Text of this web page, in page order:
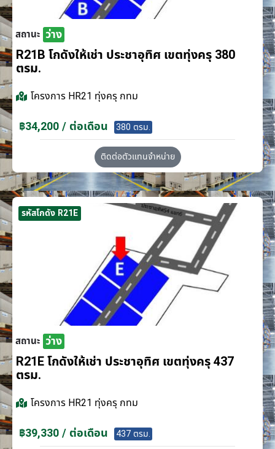
สถานะ ว่าง
R21B โกดังให้เช่า ประชาอุทิศ เขตทุ่งครุ 380
ตรม.
โครงการ HR21 ทุ่งครุ กทม
฿34,200 / ต่อเดือน 380 ตรม.
ติดต่อตัวแทนจำหน่าย
รหัสโกดัง R21E
สถานะ ว่าง
R21E โกดังให้เช่า ประชาอุทิศ เขตทุ่งครุ 437
ตรม.
โครงการ HR21 ทุ่งครุ กทม
฿39,330 / ต่อเดือน 437 ตรม.